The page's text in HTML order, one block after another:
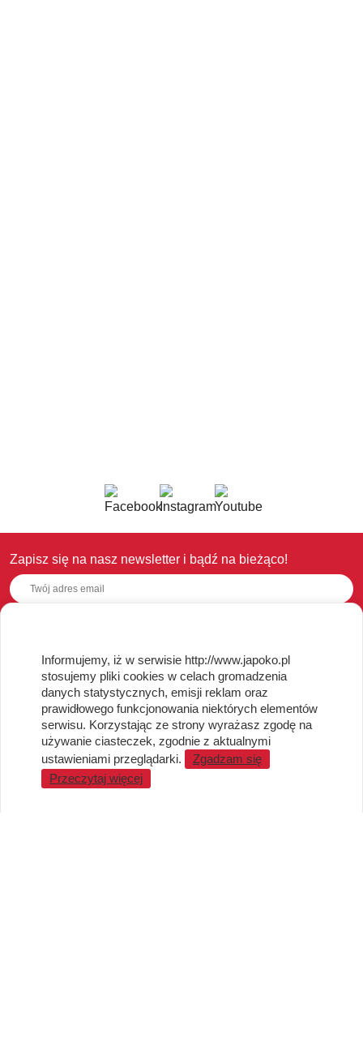
Zapisz się na nasz newsletter i bądź na bieżąco!
OBSŁUGA KLIENTA
Regulamin i Polityka Cookies
Dostawa, Reklamacje i Zwroty
Metody płatności
Standardy jakości i bezpieczeństwa
WARTO WIEDZIEĆ
Informujemy, iż w serwisie http://www.japoko.pl
stosujemy pliki cookies w celach gromadzenia
danych statystycznych, emisji reklam oraz
prawidłowego funkcjonowania niektórych elementów
serwisu. Korzystając ze strony wyrażasz zgodę na
używanie ciasteczek, zgodnie z aktualnymi
ustawieniami przeglądarki.
Zgadzam się
Przeczytaj więcej